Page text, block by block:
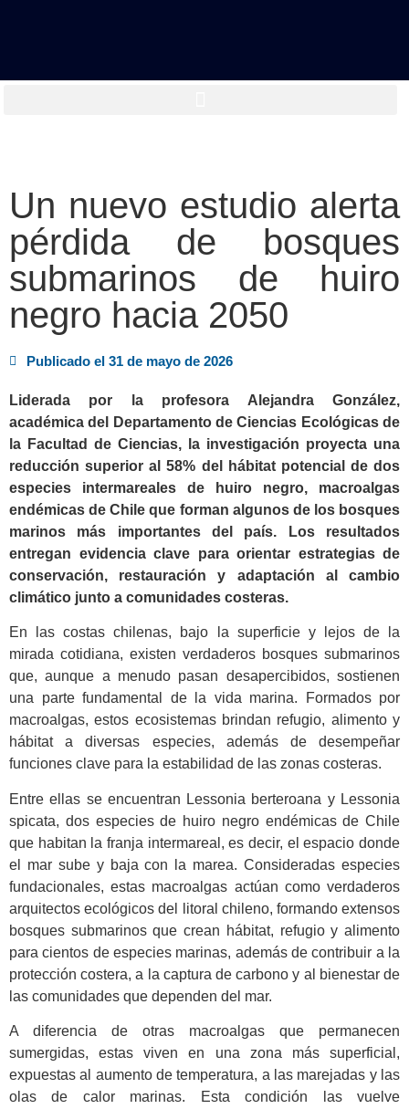
Un nuevo estudio alerta
pérdida de bosques
submarinos de huiro
negro hacia 2050
Publicado el 31 de mayo de 2026
Liderada por la profesora Alejandra González,
académica del Departamento de Ciencias Ecológicas de
la Facultad de Ciencias, la investigación proyecta una
reducción superior al 58% del hábitat potencial de dos
especies intermareales de huiro negro, macroalgas
endémicas de Chile que forman algunos de los bosques
marinos más importantes del país. Los resultados
entregan evidencia clave para orientar estrategias de
conservación, restauración y adaptación al cambio
climático junto a comunidades costeras.
En las costas chilenas, bajo la superficie y lejos de la
mirada cotidiana, existen verdaderos bosques submarinos
que, aunque a menudo pasan desapercibidos, sostienen
una parte fundamental de la vida marina. Formados por
macroalgas, estos ecosistemas brindan refugio, alimento y
hábitat a diversas especies, además de desempeñar
funciones clave para la estabilidad de las zonas costeras.
Entre ellas se encuentran Lessonia berteroana y Lessonia
spicata, dos especies de huiro negro endémicas de Chile
que habitan la franja intermareal, es decir, el espacio donde
el mar sube y baja con la marea. Consideradas especies
fundacionales, estas macroalgas actúan como verdaderos
arquitectos ecológicos del litoral chileno, formando extensos
bosques submarinos que crean hábitat, refugio y alimento
para cientos de especies marinas, además de contribuir a la
protección costera, a la captura de carbono y al bienestar de
las comunidades que dependen del mar.
A diferencia de otras macroalgas que permanecen
sumergidas, estas viven en una zona más superficial,
expuestas al aumento de temperatura, a las marejadas y las
olas de calor marinas. Esta condición las vuelve